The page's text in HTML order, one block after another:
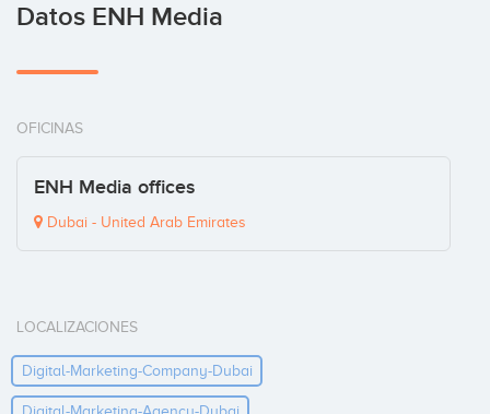
Datos ENH Media
OFICINAS
ENH Media offices
Dubai - United Arab Emirates
LOCALIZACIONES
Digital-Marketing-Company-Dubai